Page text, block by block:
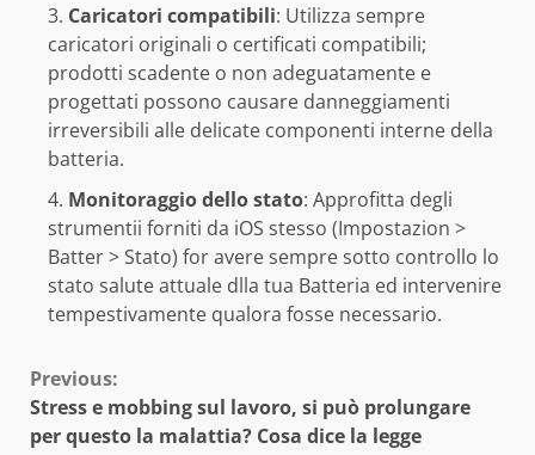
Caricatori compatibili: Utilizza sempre
caricatori originali o certificati compatibili;
prodotti scadente o non adeguatamente e
progettati possono causare danneggiamenti
irreversibili alle delicate componenti interne della
batteria.
Monitoraggio dello stato: Approfitta degli
strumentii forniti da iOS stesso (Impostazion >
Batter > Stato) for avere sempre sotto controllo lo
stato salute attuale dlla tua Batteria ed intervenire
tempestivamente qualora fosse necessario.
Continue
Reading
Previous:
Stress e mobbing sul lavoro, si può prolungare
per questo la malattia? Cosa dice la legge